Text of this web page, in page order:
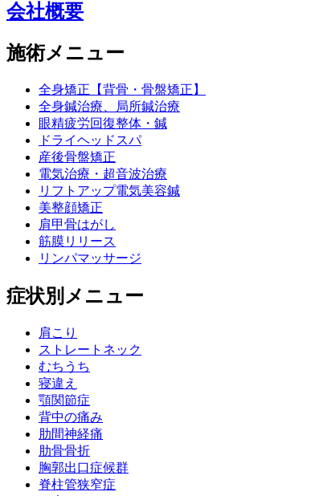
会社概要
施術メニュー
全身矯正【背骨・骨盤矯正】
全身鍼治療、局所鍼治療
眼精疲労回復整体・鍼
ドライヘッドスパ
産後骨盤矯正
電気治療・超音波治療
リフトアップ電気美容鍼
美整顔矯正
肩甲骨はがし
筋膜リリース
リンパマッサージ
症状別メニュー
肩こり
ストレートネック
むちうち
寝違え
顎関節症
背中の痛み
肋間神経痛
肋骨骨折
胸郭出口症候群
脊柱管狭窄症